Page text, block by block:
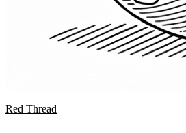
Red Thread